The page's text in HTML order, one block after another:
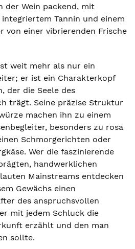
der Wein packend, mit
Tannin und einem
von einer vibrierenden Frische
weit mehr als nur ein
er ist ein Charakterkopf
der die Seele des
trägt. Seine präzise Struktur
machen ihn zu einem
besonders zu rosa
Schmorgerichten oder
Wer die faszinierende
handwerklichen
Mainstreams entdecken
Gewächs einen
des anspruchsvollen
mit jedem Schluck die
erzählt und den man
sollte.